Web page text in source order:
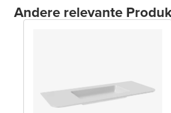
Andere relevante